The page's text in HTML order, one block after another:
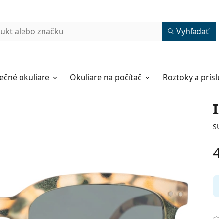
Vyhľadať
okuliare Okuliare na počítač Roztoky a
51